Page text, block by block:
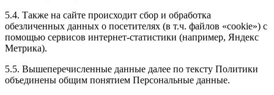
5.4. Также на сайте происходит сбор и обработка
обезличенных данных о посетителях (в т.ч. файлов «cookie») с
помощью сервисов интернет-статистики (например, Яндекс
Метрика).
5.5. Вышеперечисленные данные далее по тексту Политики
объединены общим понятием Персональные данные.